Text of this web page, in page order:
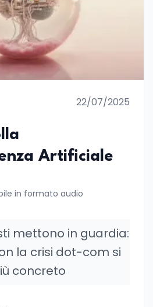
22/07/2025
Artificiale
in formato audio
mettono in guardia:
la crisi dot-com si
concreto